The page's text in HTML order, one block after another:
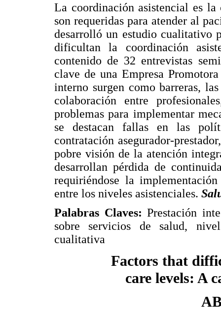
La coordinación asistencial es la
son requeridas para atender al
desarrolló un estudio cualitativo
dificultan la coordinación
contenido de 32 entrevistas
clave de una Empresa
interno surgen como barreras,
colaboración entre
problemas para implementar
se destacan fallas en las
contratación asegurador-
pobre visión de la atención
desarrollan pérdida de
requiriéndose la
entre los niveles asistenciales.
Palabras Claves: Prestación
sobre servicios de salud,
cualitativa
Factors that
care levels: A